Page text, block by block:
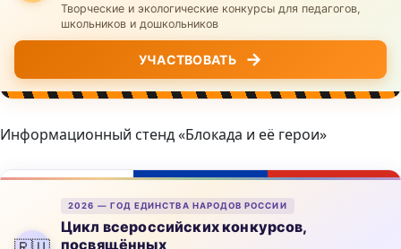
Творческие и экологические конкурсы для педагогов,
школьников и дошкольников
УЧАСТВОВАТЬ →
Информационный стенд «Блокада и её герои»
2026 — ГОД ЕДИНСТВА НАРОДОВ РОССИИ
Цикл всероссийских конкурсов,
посвящённых